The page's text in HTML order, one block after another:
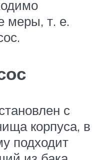
меры, т. е.
с
корпуса, в
подходит